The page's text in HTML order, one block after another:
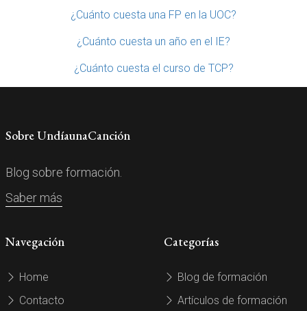
¿Cuánto cuesta una FP en la UOC?
¿Cuánto cuesta un año en el IE?
¿Cuánto cuesta el curso de TCP?
Sobre UndíaunaCanción
Blog sobre formación.
Saber más
Navegación
Home
Contacto
Categorías
Blog de formación
Artículos de formación